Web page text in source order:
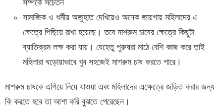
সম্পর্কে সচেতন
সামাজিক ও ধর্মীয় অজুহাত দেখিয়েও অনেক জায়গায় মহিলাদের এ
ক্ষেত্রে পিছিয়ে রাখা হয়েছে। তবে মাশরুম চাষের ক্ষেত্রে কিছুটা
ব্যাতিক্রম লক্ষ করা যায়। যেহেতু পুরুষরা মাঠে বেশি কাজ করে তাই
মহিলারা ঘড়োয়াভাবে খুব সহজেই মাশরুম চাষ করতে পারে।
মাশরুম চাষকে এগিয়ে নিয়ে যাওয়া এবং মহিলাদের এক্ষেত্রে জড়িত করার জন্য
কি করতে হবে তা আশা করি বুঝতে পেরেছেন।